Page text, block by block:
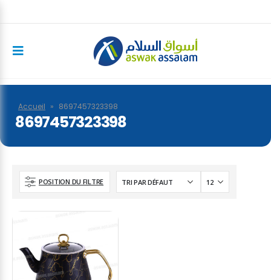
Accueil » 8697457323398
8697457323398
POSITION DU FILTRE